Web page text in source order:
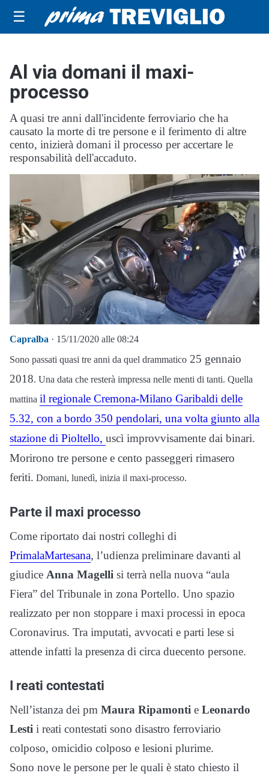
☰
Al via domani il maxi-
processo
A quasi tre anni dall'incidente ferroviario che ha
causato la morte di tre persone e il ferimento di altre
cento, inizierà domani il processo per accertare le
responsabilità dell'accaduto.
Capralba · 15/11/2020 alle 08:24
Sono passati quasi tre anni da quel drammatico 25 gennaio
2018. Una data che resterà impressa nelle menti di tanti. Quella
mattina il regionale Cremona-Milano Garibaldi delle
5.32, con a bordo 350 pendolari, una volta giunto alla
stazione di Pioltello, uscì improvvisamente dai binari.
Morirono tre persone e cento passeggeri rimasero
feriti. Domani, lunedì, inizia il maxi-processo.
Parte il maxi processo
Come riportato dai nostri colleghi di
PrimalaMartesana, l’udienza preliminare davanti al
giudice Anna Magelli si terrà nella nuova “aula
Fiera” del Tribunale in zona Portello. Uno spazio
realizzato per non stoppare i maxi processi in epoca
Coronavirus. Tra imputati, avvocati e parti lese si
attende infatti la presenza di circa duecento persone.
I reati contestati
Nell’istanza dei pm Maura Ripamonti e Leonardo
Lesti i reati contestati sono disastro ferroviario
colposo, omicidio colposo e lesioni plurime.
Sono nove le persone per le quali è stato chiesto il